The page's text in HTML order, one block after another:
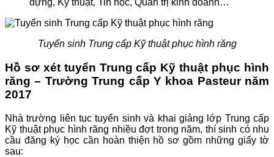
dựng, Kỹ thuật, Tin học, Quản trị kinh doanh…
Tuyển sinh Trung cấp Kỹ thuật phục hình răng
Hồ sơ xét tuyển Trung cấp Kỹ thuật phục hình
răng – Trường Trung cấp Y khoa Pasteur năm
2017
Nhà trường liên tục tuyển sinh và khai giảng lớp Trung cấp
Kỹ thuật phục hình răng nhiều đợt trong năm, thí sinh có nhu
cầu đăng ký học cần hoàn thiện hồ sơ gồm những giấy tờ
sau: